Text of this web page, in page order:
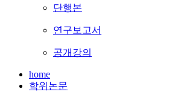
단행본
연구보고서
공개강의
home
학위논문